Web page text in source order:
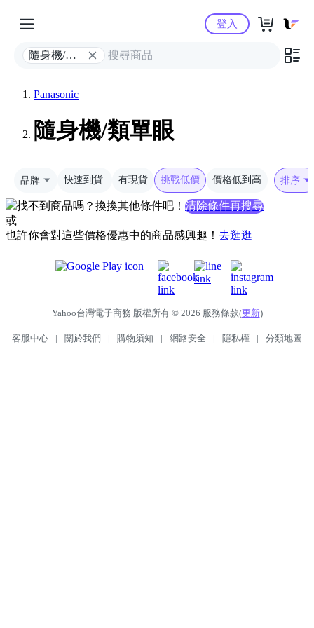
Yahoo購物中心
隨身機/類
登入
Panasonic
隨身機/類單眼
品牌 快速到貨 有現貨 挑戰低價 價格低到高 排序
找不到商品嗎？換換其他條件吧！ 清除條件再搜尋
或
也許你會對這些價格優惠中的商品感興趣！ 去逛逛
Yahoo台灣電子商務 版權所有 © 2026 服務條款(更新)
客服中心 | 關於我們 | 購物須知 | 網路安全 | 隱私權 | 分類地圖